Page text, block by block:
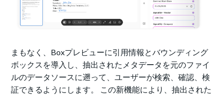
まもなく、Boxプレビューに引用情報とバウンディング
ボックスを導入し、抽出されたメタデータを元のファイ
ルのデータソースに遡って、ユーザーが検索、確認、検
証できるようにします。 この新機能により、抽出された